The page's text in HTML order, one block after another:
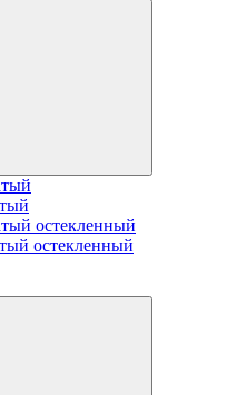
остекленный
остекленный